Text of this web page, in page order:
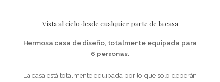
Vista al cielo desde cualquier parte de la casa
Hermosa casa de diseño, totalmente equipada para
6 personas.
La casa está totalmente equipada por lo que solo deberán